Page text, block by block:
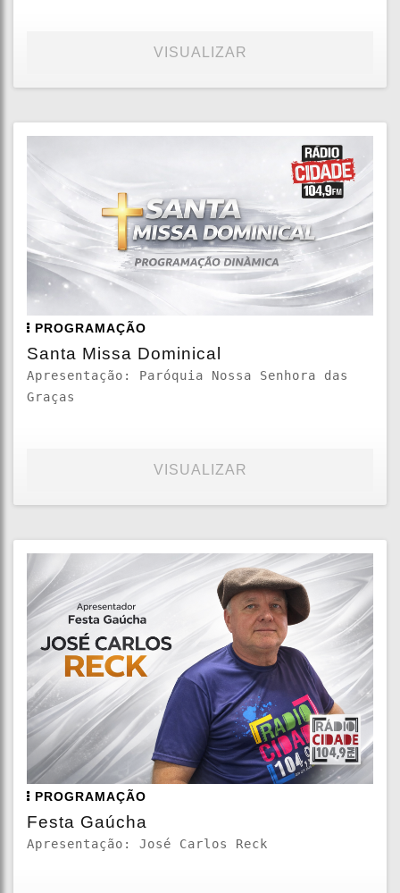
VISUALIZAR
PROGRAMAÇÃO
Santa Missa Dominical
Apresentação: Paróquia Nossa Senhora das
Graças
VISUALIZAR
PROGRAMAÇÃO
Festa Gaúcha
Apresentação: José Carlos Reck